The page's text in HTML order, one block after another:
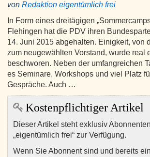
von Redaktion eigentümlich frei
In Form eines dreitägigen
Flehingen hat die PDV ihren
14. Juni 2015 abgehalten. Einigkeit, von
zum neugewählten Vorstand, wurde real
beschworen. Neben der umfangreichen
es Seminare, Workshops und viel Platz
Gespräche. Auch …
Kostenpflichtiger Artikel
Dieser Artikel steht exklusiv
„eigentümlich frei“ zur Verfügung.
Wenn Sie Abonnent sind und bereits